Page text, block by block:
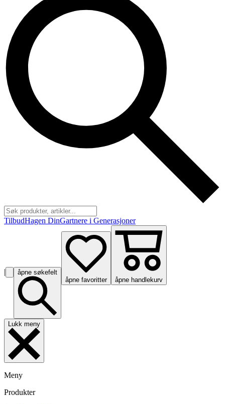
TilbudHagen DinGartnere i Generasjoner
|
åpne søkefelt
åpne favoritter
åpne handlekurv
Lukk meny
Meny
Produkter